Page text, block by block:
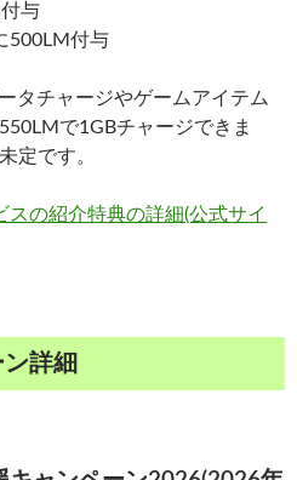
与
500LM付与
タチャージやゲームアイテム
で1GBチャージできま
定です。
の紹介特典の詳細(公式サイ
詳細